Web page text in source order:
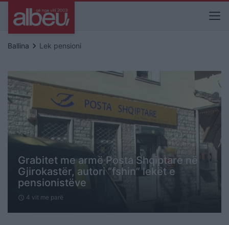
Ballina keyboard_arrow_right Lek pensioni
Grabitet me armë Posta Shqiptare në
Gjirokastër, autori “fshin” lekët e
pensionistëve
schedule 4 vit me parë